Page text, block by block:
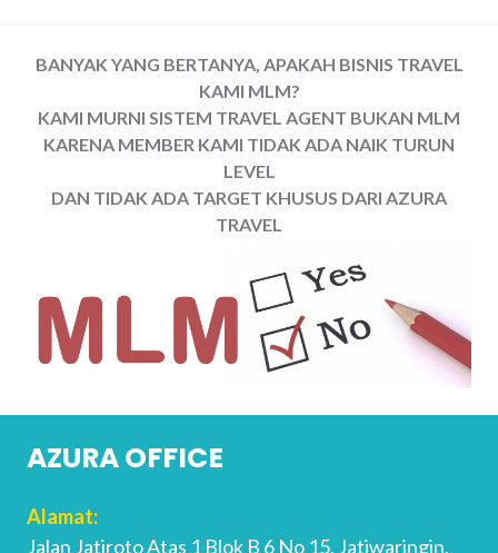
BANYAK YANG BERTANYA, APAKAH BISNIS TRAVEL
KAMI MLM?
KAMI MURNI SISTEM TRAVEL AGENT BUKAN MLM
KARENA MEMBER KAMI TIDAK ADA NAIK TURUN
LEVEL
DAN TIDAK ADA TARGET KHUSUS DARI AZURA
TRAVEL
AZURA OFFICE
Alamat:
Jalan Jatiroto Atas 1 Blok B 6 No 15, Jatiwaringin,